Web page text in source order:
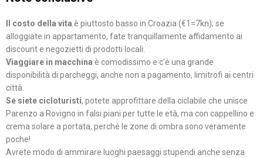
Il costo della vita è piuttosto basso in Croazia (€1=7kn); se
alloggiate in appartamento, fate tranquillamente affidamento ai
discount e negozietti di prodotti locali.
Viaggiare in macchina è comodissimo e c’è una grande
disponibilità di parcheggi, anche non a pagamento, limitrofi ai centri
città.
Se siete cicloturisti, potete approfittare della ciclabile che unisce
Parenzo a Rovigno in falsi piani per tutte le età, ma con cappellino e
crema solare a portata, perché le zone di ombra sono veramente
poche!
Avrete modo di ammirare luoghi paesaggi stupendi anche senza